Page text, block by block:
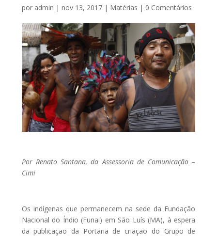
por admin | nov 13, 2017| Matérias | 0 Comentários
Por Renato Santana, da Assessoria de Comunicação –
Cimi
Os indígenas que permanecem na sede da Fundação
Nacional do Índio (Funai) em São Luís (MA), à espera
da publicação da Portaria de criação do Grupo de